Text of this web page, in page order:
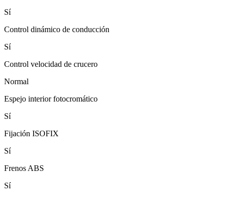
Sí
Control dinámico de conducción
Sí
Control velocidad de crucero
Normal
Espejo interior fotocromático
Sí
Fijación ISOFIX
Sí
Frenos ABS
Sí